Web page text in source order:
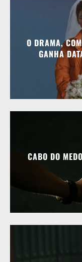
O DRAMA,
GANHA
CABO DO